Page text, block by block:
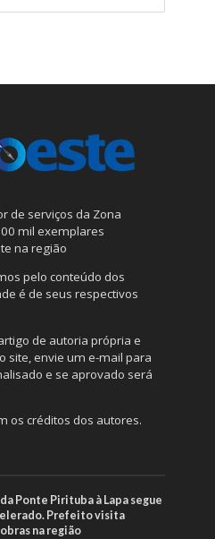
de serviços da Zona
mil exemplares
na região
pelo conteúdo dos
é de seus respectivos
de autoria própria e
site, envie um e-mail para
e se aprovado será
os créditos dos autores.
Ponte Pirituba à Lapa segue
Prefeito visita
na região